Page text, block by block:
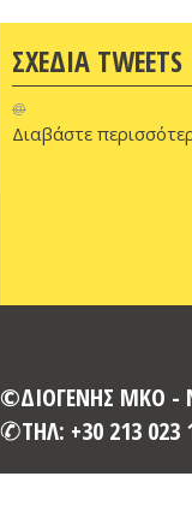
ΣΧΕΔΙΑ TWEETS
@
Διαβάστε
©ΔΙΟΓΕΝΗΣ ΜΚΟ -
ΤΗΛ: +30 213 023